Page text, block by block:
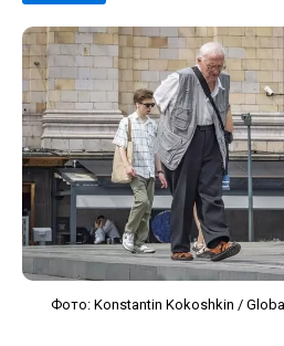
Фото: Konstantin Kokoshkin /